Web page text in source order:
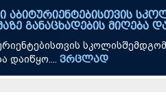
საგანგებო და
მინისტრი გივი მიქანაძე
და...ვრცლად